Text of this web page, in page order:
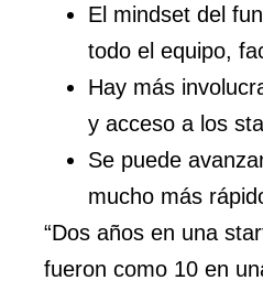
El mindset del
todo el equipo,
Hay más
y acceso a los
Se puede
mucho más
“Dos años en una
fueron como 10 en